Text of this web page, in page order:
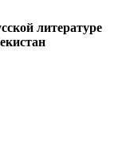
литературе